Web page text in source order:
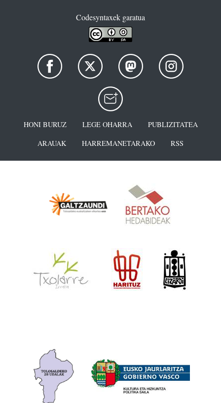
Codesyntaxek garatua
HONI BURUZ LEGE OHARRA
PUBLIZITATEA
ARAUAK
HARREMANETARAKO RSS